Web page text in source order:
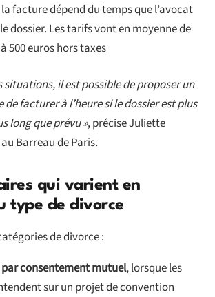
la facture dépend du temps que l’avocat
dossier. Les tarifs vont en moyenne de
500 euros hors taxes
situations, il est possible de proposer un
facturer à l’heure si le dossier est plus
long que prévu », précise Juliette
Barreau de Paris.
qui varient en
type de divorce
de divorce :
consentement mutuel, lorsque les
sur un projet de convention